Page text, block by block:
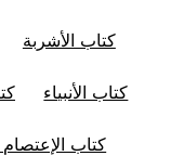
كتاب الأشربة
كتاب الأنبياء
كتاب